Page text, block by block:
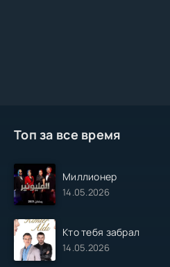
Топ за все время
Миллионер
14.05.2026
Кто тебя забрал
14.05.2026